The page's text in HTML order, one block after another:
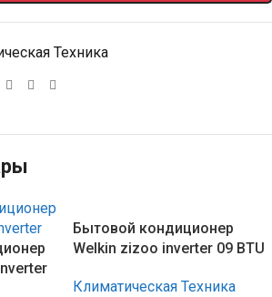
Техника
Бытовой кондиционер
Welkin zizoo inverter 09 BTU
Климатическая Техника